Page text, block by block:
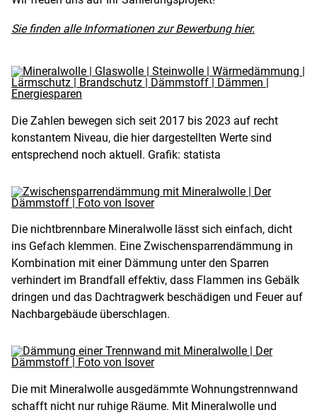
Sie finden alle Informationen zur Bewerbung hier.
Die Zahlen bewegen sich seit 2017 bis 2023 auf recht
konstantem Niveau, die hier dargestellten Werte sind
entsprechend noch aktuell. Grafik: statista
Die nichtbrennbare Mineralwolle lässt sich einfach, dicht
ins Gefach klemmen. Eine Zwischensparrendämmung in
Kombination mit einer Dämmung unter den Sparren
verhindert im Brandfall effektiv, dass Flammen ins Gebälk
dringen und das Dachtragwerk beschädigen und Feuer auf
Nachbargebäude überschlagen.
Die mit Mineralwolle ausgedämmte Wohnungstrennwand
schafft nicht nur ruhige Räume. Mit Mineralwolle und